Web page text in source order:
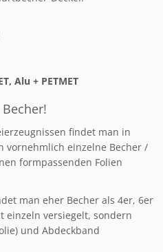
Alu + PETMET
findet man in
vornehmlich einzelne Becher /
formpassenden Folien
man eher Becher als 4er, 6er
einzeln versiegelt, sondern
und Abdeckband